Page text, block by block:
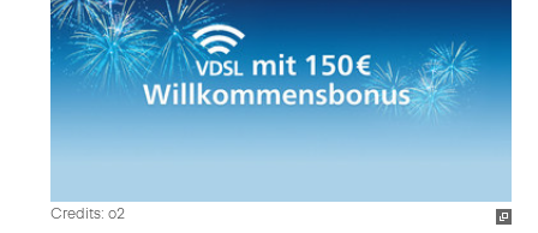
Credits: o2